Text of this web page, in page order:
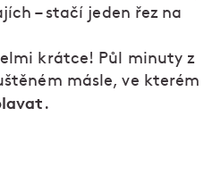
– stačí jeden řez na
krátce! Půl minuty z
másle, ve kterém
.